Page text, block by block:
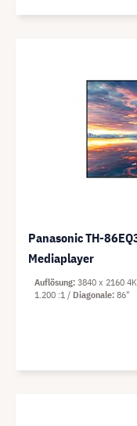
Panasonic TH-
Mediaplayer
Auflösung 3840 x 2160
1.200 :1
Diagonale 86"